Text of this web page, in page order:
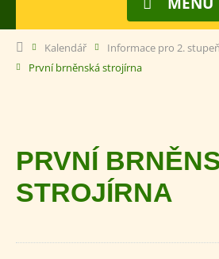
Kalendář
Informace pro 2. stupeň
První brněnská strojírna
PRVNÍ
STROJÍRNA